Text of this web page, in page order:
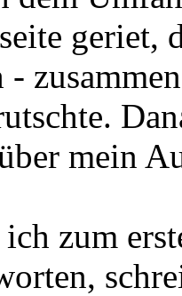
mein
zum